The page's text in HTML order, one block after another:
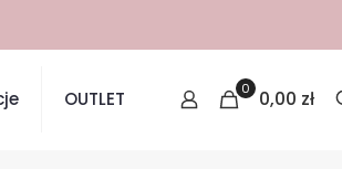
OUTLET 0 0,00 zł